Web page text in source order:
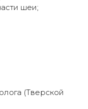
шеи;
(Тверской